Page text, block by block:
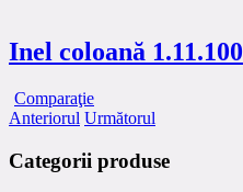
Inel coloană 1.11.100
Comparaţie
Anteriorul Următorul
Categorii produse